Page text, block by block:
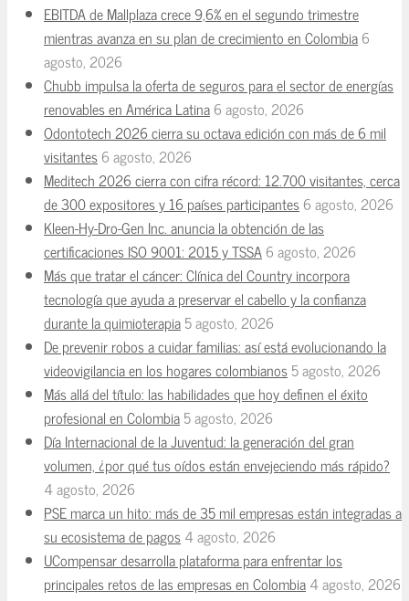
EBITDA de Mallplaza crece 9,6% en el segundo trimestre
mientras avanza en su plan de crecimiento en Colombia6
agosto, 2026
Chubb impulsa la oferta de seguros para el sector de energías
renovables en América Latina6 agosto, 2026
Odontotech 2026 cierra su octava edición con más de 6 mil
visitantes6 agosto, 2026
Meditech 2026 cierra con cifra récord: 12.700 visitantes, cerca
de 300 expositores y 16 países participantes6 agosto, 2026
Kleen-Hy-Dro-Gen Inc. anuncia la obtención de las
certificaciones ISO 9001: 2015 y TSSA6 agosto, 2026
Más que tratar el cáncer: Clínica del Country incorpora
tecnología que ayuda a preservar el cabello y la confianza
durante la quimioterapia5 agosto, 2026
De prevenir robos a cuidar familias: así está evolucionando la
videovigilancia en los hogares colombianos5 agosto, 2026
Más allá del título: las habilidades que hoy definen el éxito
profesional en Colombia5 agosto, 2026
Día Internacional de la Juventud: la generación del gran
volumen, ¿por qué tus oídos están envejeciendo más rápido?
4 agosto, 2026
PSE marca un hito: más de 35 mil empresas están integradas a
su ecosistema de pagos4 agosto, 2026
UCompensar desarrolla plataforma para enfrentar los
principales retos de las empresas en Colombia4 agosto, 2026